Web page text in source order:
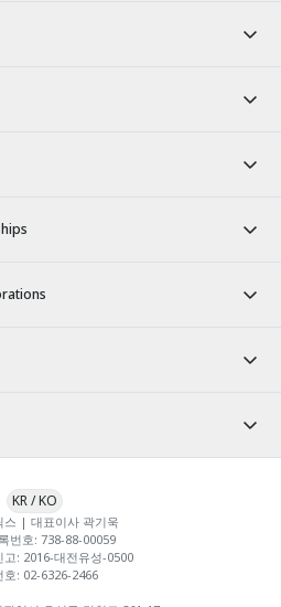
스 | 대표이사 곽기욱
번호: 738-88-00059
고: 2016-대전유성-0500
호: 02-6326-2466
KR/KO